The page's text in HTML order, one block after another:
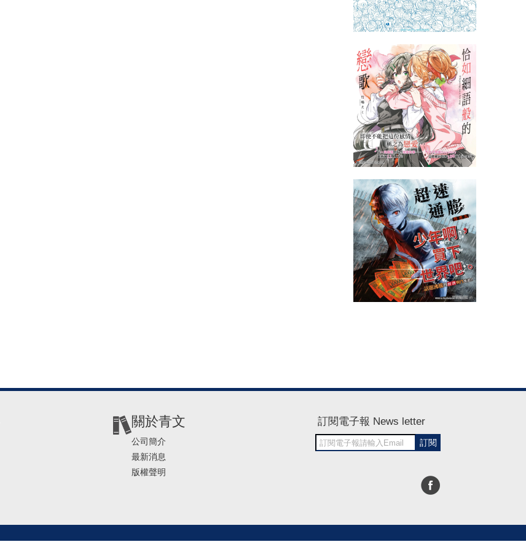
關於青文
公司簡介
最新消息
版權聲明
訂閱電子報 News letter
訂閱